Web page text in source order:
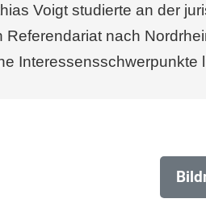
Voigt studierte an der
Referendariat nach
Interessensschwerpunkte